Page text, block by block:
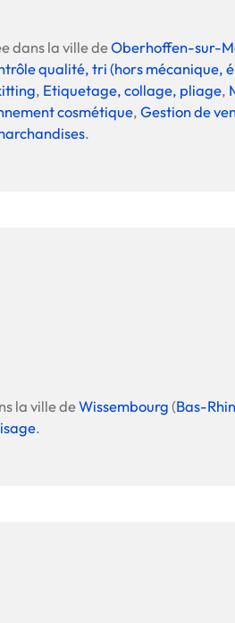
dans la ville deOberhoffen-sur-
qualité, tri (hors mécanique,
, Etiquetage, collage, pliage,
cosmétique,Gestion de
.
la ville deWissembourg(Bas-Rhin
.